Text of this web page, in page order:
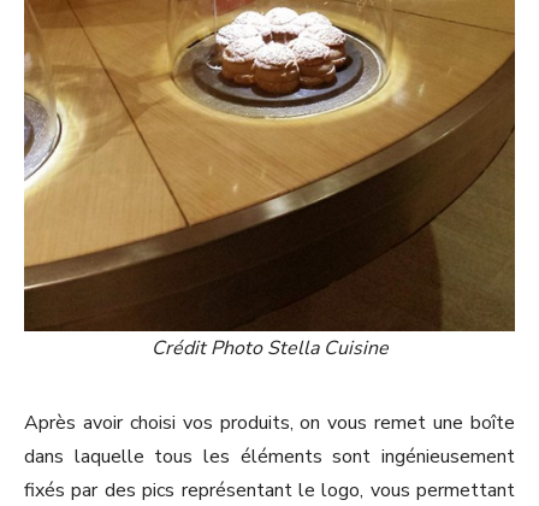
Crédit Photo Stella Cuisine
Après avoir choisi vos produits, on vous remet une boîte
dans laquelle tous les éléments sont ingénieusement
fixés par des pics représentant le logo, vous permettant